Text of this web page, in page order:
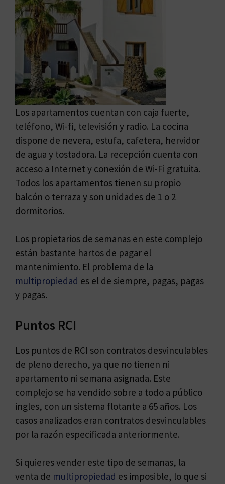
Los apartamentos cuentan con caja fuerte,
teléfono, Wi-fi, televisión y radio. La cocina
dispone de nevera, estufa, cafetera, hervidor
de agua y tostadora. La recepción cuenta con
acceso a Internet y conexión de Wi-Fi gratuita.
Todos los apartamentos tienen su propio
balcón o terraza y son unidades de 1 o 2
dormitorios.
Los propietarios de semanas en este complejo
están bastante hartos de pagar el
mantenimiento. El problema de la
multipropiedad es el de siempre, pagas, pagas
y pagas.
Puntos RCI
Los puntos de RCI son contratos desvinculables
de pleno derecho, ya que no tienen ni
apartamento ni semana asignada. Este
complejo se ha vendido sobre a todo a público
ingles, con un sistema flotante a 65 años. Los
casos analizados eran contratos desvinculables
por la razón especificada anteriormente.
Si quieres vender este tipo de semanas, la
venta de multipropiedad es imposible, lo que si